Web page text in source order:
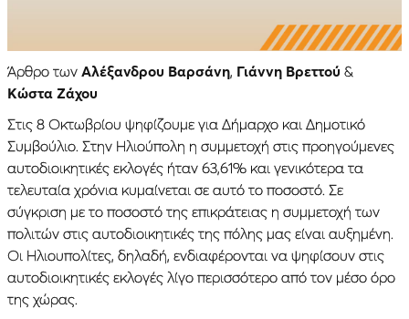
Άρθρο των Αλέξανδρου Βαρσάνη, Γιάννη Βρεττού &
Κώστα Ζάχου
Στις 8 Οκτωβρίου ψηφίζουμε για Δήμαρχο και Δημοτικό
Συμβούλιο. Στην Ηλιούπολη η συμμετοχή στις προηγούμενες
αυτοδιοικητικές εκλογές ήταν 63,61% και γενικότερα τα
τελευταία χρόνια κυμαίνεται σε αυτό το ποσοστό. Σε
σύγκριση με το ποσοστό της επικράτειας η συμμετοχή των
πολιτών στις αυτοδιοικητικές της πόλης μας είναι αυξημένη.
Οι Ηλιουπολίτες, δηλαδή, ενδιαφέρονται να ψηφίσουν στις
αυτοδιοικητικές εκλογές λίγο περισσότερο από τον μέσο όρο
της χώρας.